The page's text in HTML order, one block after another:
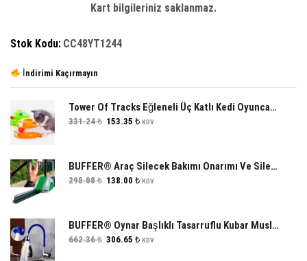
Kart bilgileriniz saklanmaz.
Stok Kodu: CC48YT1244
İndirimi Kaçırmayın
Tower Of Tracks Eğleneli Üç Katlı Kedi Oyuncağı Seti oyuncağı
331.24₺ Orijinal
153.35 ₺Şu
KDV
BUFFER® Araç Silecek Bakımı Onarımı Ve Silecek Temizleme Aparatı Silecek Yenileyici
298.08₺ Orijinal
138.00 ₺Şu
KDV
BUFFER® Oynar Başlıklı Tasarruflu Kubar Musluk Borusu ve Başlığı Mavi
662.36₺ Orijinal
306.65 ₺ŞuKDV